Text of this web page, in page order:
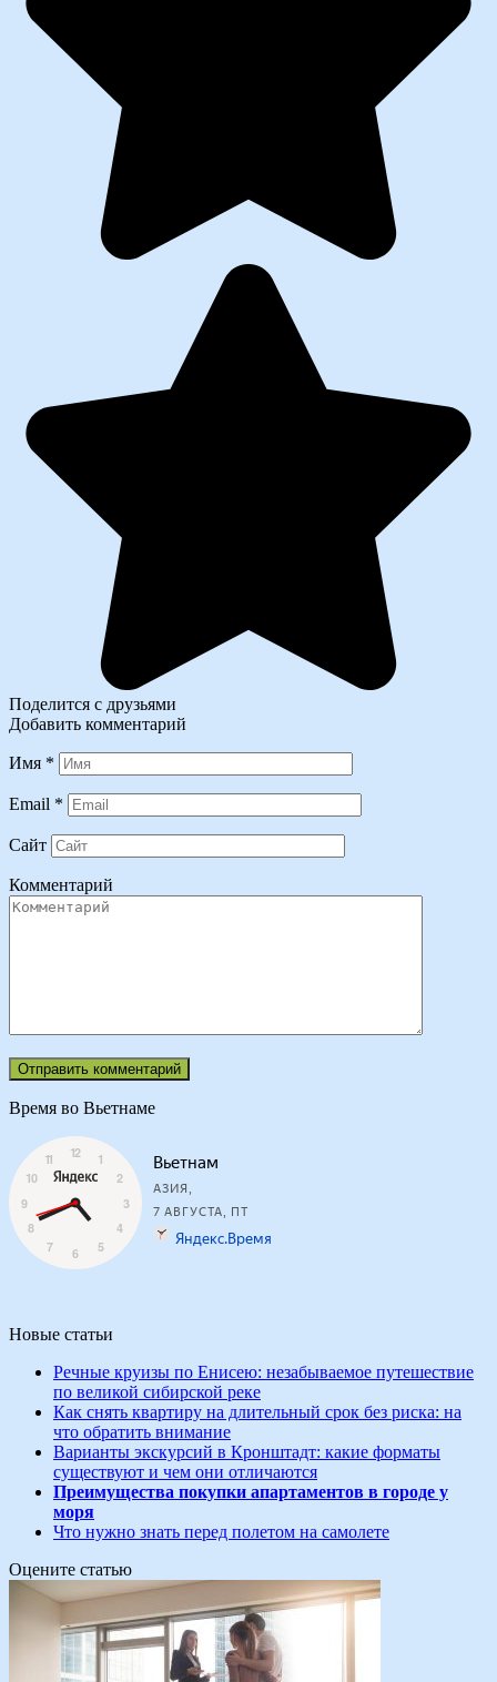
Поделится с друзьями
Добавить комментарий
Имя *
Email *
Сайт
Комментарий
Время во Вьетнаме
Новые статьи
Речные круизы по Енисею: незабываемое путешествие
по великой сибирской реке
Как снять квартиру на длительный срок без риска: на
что обратить внимание
Варианты экскурсий в Кронштадт: какие форматы
существуют и чем они отличаются
Преимущества покупки апартаментов в городе у
моря
Что нужно знать перед полетом на самолете
Оцените статью